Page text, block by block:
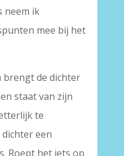
neem ik
mee bij het
brengt de dichter
staat van zijn
te
een
Roept het iets op